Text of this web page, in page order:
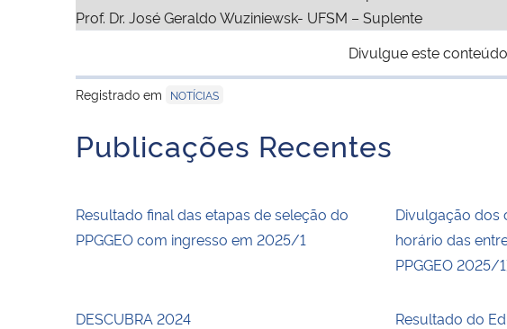
Prof. Dr. José Geraldo Wuziniewsk- UFSM – Suplente
Divulgue este
Registrado em
NOTÍCIAS
Publicações Recentes
Resultado final das etapas de seleção do
PPGGEO com ingresso em 2025/1
Divulgação dos
horário das
PPGGEO 2025/
DESCUBRA 2024
Resultado do